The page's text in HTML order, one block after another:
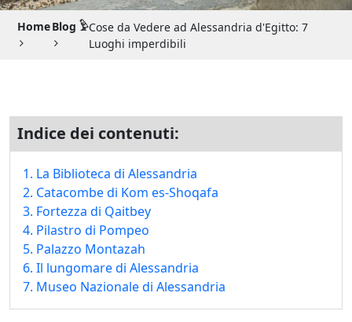
Guida di Viaggio 𓉔
Guida di Viaggio Giordania
HomeBlog 𓅱Cose da Vedere ad Alessandria d'Egitto: 7
Luoghi imperdibili
Indice dei contenuti:
1. La Biblioteca di Alessandria
2. Catacombe di Kom es-Shoqafa
3. Fortezza di Qaitbey
4. Pilastro di Pompeo
5. Palazzo Montazah
6. Il lungomare di Alessandria
7. Museo Nazionale di Alessandria